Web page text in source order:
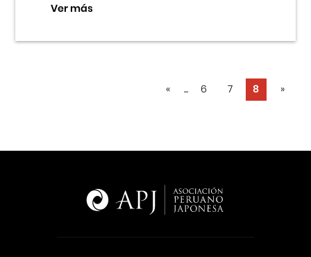
Ver más
« ... 6 7 8 »